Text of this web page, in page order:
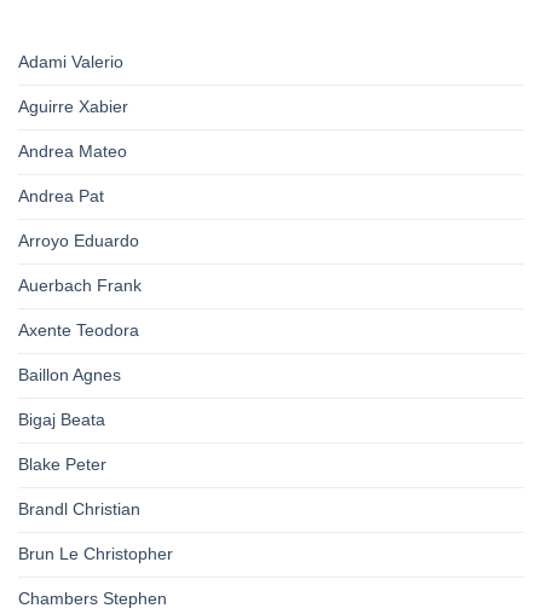
Adami Valerio
Aguirre Xabier
Andrea Mateo
Andrea Pat
Arroyo Eduardo
Auerbach Frank
Axente Teodora
Baillon Agnes
Bigaj Beata
Blake Peter
Brandl Christian
Brun Le Christopher
Chambers Stephen